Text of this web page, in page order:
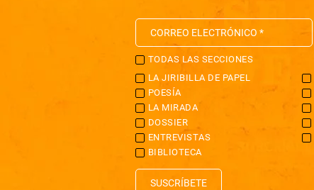
TODAS LAS SECCIONES
LA JIRIBILLA DE PAPEL
POESÍA
LA MIRADA
DOSSIER
ENTREVISTAS
BIBLIOTECA
SUSCRÍBETE